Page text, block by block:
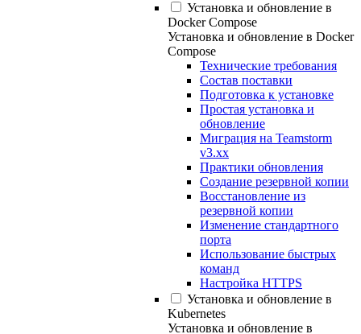
Установка и обновление в
Docker Compose
Установка и обновление в Docker
Compose
Технические требования
Состав поставки
Подготовка к установке
Простая установка и
обновление
Миграция на Teamstorm
v3.xx
Практики обновления
Создание резервной копии
Восстановление из
резервной копии
Изменение стандартного
порта
Использование быстрых
команд
Настройка HTTPS
Установка и обновление в
Kubernetes
Установка и обновление в